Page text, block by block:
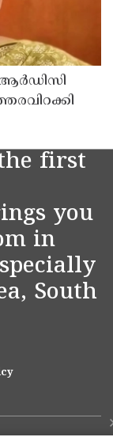
first
you
in
South